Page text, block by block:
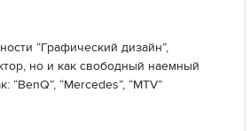
“Графический дизайн”,
но и как свободный наемный
“Mercedes”, “MTV”